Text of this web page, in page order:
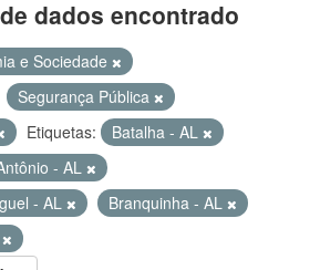
dados encontrado
e Sociedade
Segurança Pública
Etiquetas:
Batalha - AL
- AL
- AL
Branquinha - AL